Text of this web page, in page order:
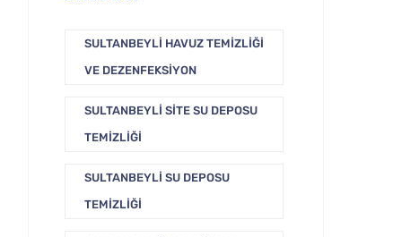
SULTANBEYLI HAVUZ TEMIZLIĞI
VE DEZENFEKSIYON
SULTANBEYLI SITE SU DEPOSU
TEMIZLIĞI
SULTANBEYLI SU DEPOSU
TEMIZLIĞI